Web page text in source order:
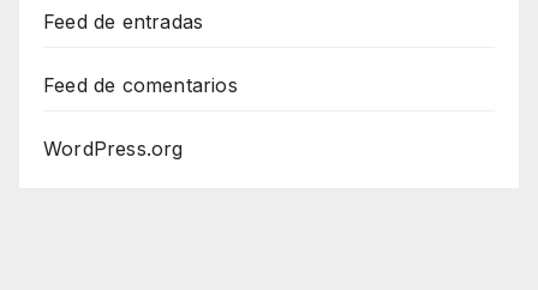
Feed de entradas
Feed de comentarios
WordPress.org